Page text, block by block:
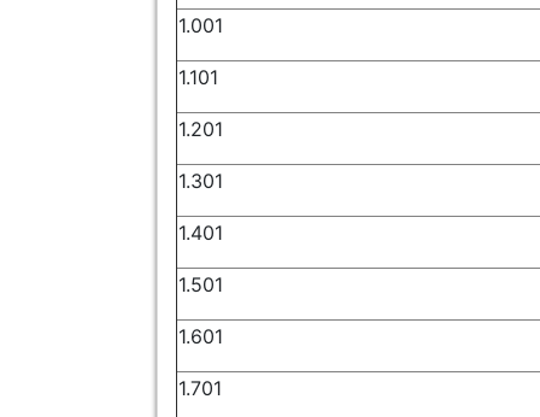
1.001
1.101
1.201
1.301
1.401
1.501
1.601
1.701